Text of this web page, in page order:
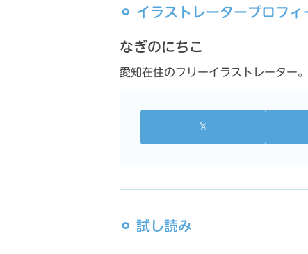
⚪︎ イラストレータープロフィ
なぎのにちこ
愛知在住のフリーイラストレーター
𝕏
⚪︎ 試し読み